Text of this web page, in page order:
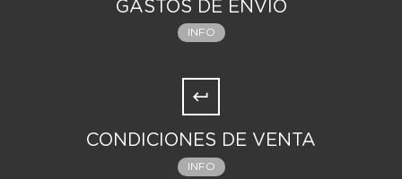
GASTOS DE ENVÍO
INFO
CONDICIONES DE VENTA
INFO